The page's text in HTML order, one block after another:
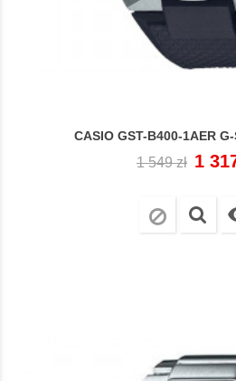
CASIO GST-B400-1AER
Cena
1 549 zł Cena
1